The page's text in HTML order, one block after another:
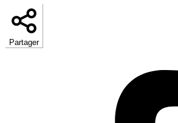
Partager